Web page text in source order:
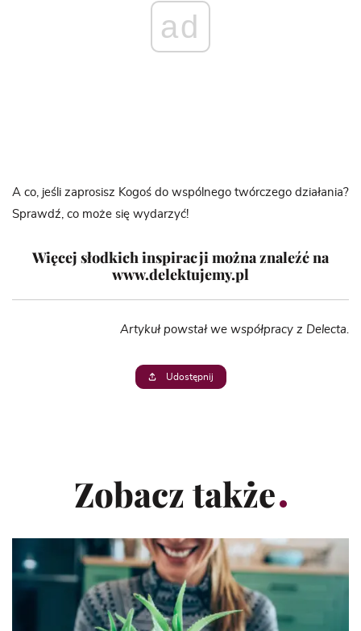
ad
A co, jeśli zaprosisz Kogoś do wspólnego twórczego działania?
Sprawdź, co może się wydarzyć!
Więcej słodkich inspiracji można znaleźć na
www.delektujemy.pl
Artykuł powstał we współpracy z Delecta.
Udostępnij
Zobacz także